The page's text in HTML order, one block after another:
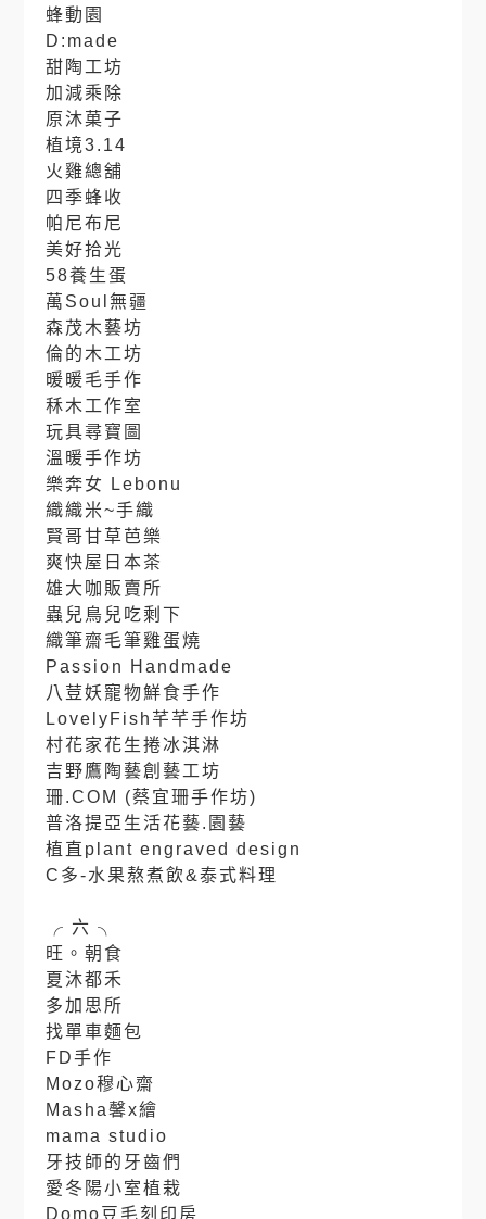
蜂動園
D:made
甜陶工坊
加減乘除
原沐菓子
植境3.14
火雞總舖
四季蜂收
帕尼布尼
美好拾光
58養生蛋
萬Soul無疆
森茂木藝坊
倫的木工坊
暖暖毛手作
秝木工作室
玩具尋寶圖
溫暖手作坊
樂奔女 Lebonu
織織米~手織
賢哥甘草芭樂
爽快屋日本茶
雄大咖販賣所
蟲兒鳥兒吃剩下
織筆齋毛筆雞蛋燒
Passion Handmade
八荳妖寵物鮮食手作
LovelyFish芊芊手作坊
村花家花生捲冰淇淋
吉野鷹陶藝創藝工坊
珊.COM (蔡宜珊手作坊)
普洛提亞生活花藝.園藝
植直plant engraved design
C多-水果熬煮飲&泰式料理
╭ 六 ╮
旺。朝食
夏沐都禾
多加思所
找單車麵包
FD手作
Mozo穆心齋
Masha馨x繪
mama studio
牙技師的牙齒們
愛冬陽小室植栽
Domo豆毛刻印房